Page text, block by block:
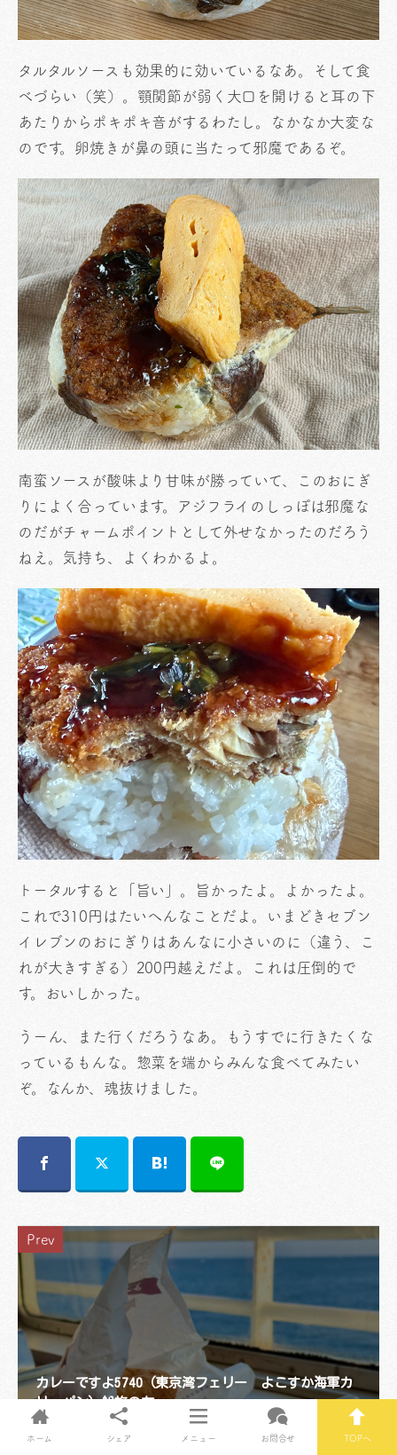
タルタルソースも効果的に効いているなあ。そして食
べづらい（笑）。顎関節が弱く大口を開けると耳の下
あたりからポキポキ音がするわたし。なかなか大変な
のです。卵焼きが鼻の頭に当たって邪魔であるぞ。
南蛮ソースが酸味より甘味が勝っていて、このおにぎ
りによく合っています。アジフライのしっぽは邪魔な
のだがチャームポイントとして外せなかったのだろう
ねえ。気持ち、よくわかるよ。
トータルすると「旨い」。旨かったよ。よかったよ。
これで310円はたいへんなことだよ。いまどきセブン
イレブンのおにぎりはあんなに小さいのに（違う、こ
れが大きすぎる）200円越えだよ。これは圧倒的で
す。おいしかった。
うーん、また行くだろうなあ。もうすでに行きたくな
っているもんな。惣菜を端からみんな食べてみたい
ぞ。なんか、魂抜けました。
Prev
カレーですよ5740（東京湾フェリー よこすか海軍カ
リーパン）船旅の友。
ホーム シェア メニュー お問合せ TOPへ